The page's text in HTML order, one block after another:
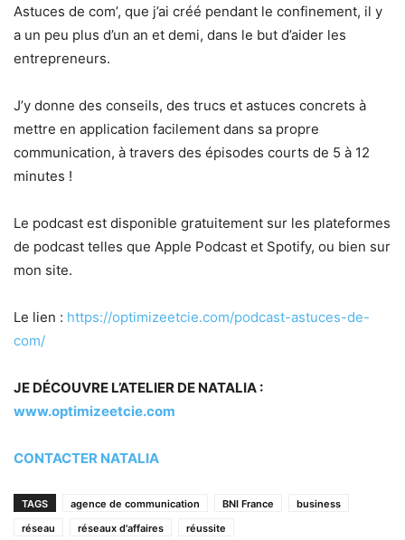
Astuces de com’, que j’ai créé pendant le confinement, il y
a un peu plus d’un an et demi, dans le but d’aider les
entrepreneurs.
J’y donne des conseils, des trucs et astuces concrets à
mettre en application facilement dans sa propre
communication, à travers des épisodes courts de 5 à 12
minutes !
Le podcast est disponible gratuitement sur les plateformes
de podcast telles que Apple Podcast et Spotify, ou bien sur
mon site.
Le lien : https://optimizeetcie.com/podcast-astuces-de-
com/
JE DÉCOUVRE L’ATELIER DE NATALIA :
www.optimizeetcie.com
CONTACTER NATALIA
TAGS agence de communication BNI France
business
réseau
réseaux d'affaires réussite